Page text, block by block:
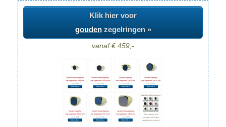
Klik hier voor
goudenzegelringen »
vanaf € 459,-